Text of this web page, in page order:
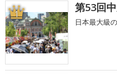
1 第53回
日本最大級